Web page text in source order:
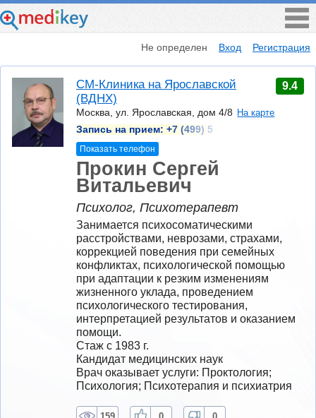
Не определен Вход Регистрация
СМ-Клиника на Ярославской
(ВДНХ)
Москва, ул. Ярославская, дом 4/8 На карте
Запись на прием: +7 (499) 5
Показать телефон
9.4
Прокин Сергей
Витальевич
Психолог, Психотерапевт
Занимается психосоматическими
расстройствами, неврозами, страхами,
коррекцией поведения при семейных
конфликтах, психологической помощью
при адаптации к резким изменениям
жизненного уклада, проведением
психологического тестирования,
интерпретацией результатов и оказанием
помощи.
Стаж с 1983 г.
Кандидат медицинских наук
Врач оказывает услуги: Проктология;
Психология; Психотерапия и психиатрия